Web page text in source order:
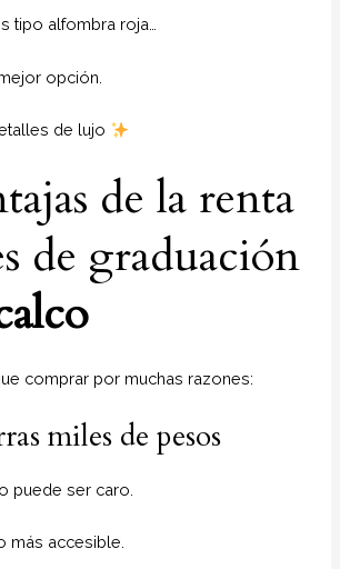
tipo alfombra roja…
opción.
de lujo
de la renta
de graduación
comprar por muchas razones:
miles de pesos
puede ser caro.
más accesible.